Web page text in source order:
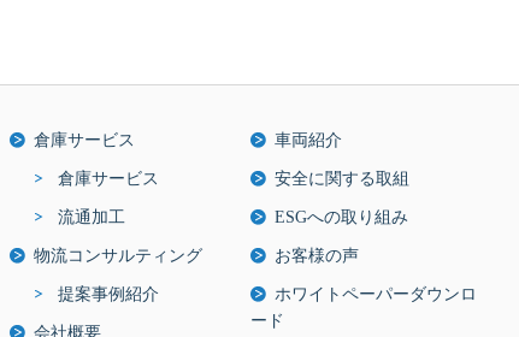
倉庫サービス
倉庫サービス
流通加工
物流コンサルティング
提案事例紹介
会社概要
車両紹介
安全に関する取組
ESGへの取り組み
お客様の声
ホワイトペーパーダウンロ
ード